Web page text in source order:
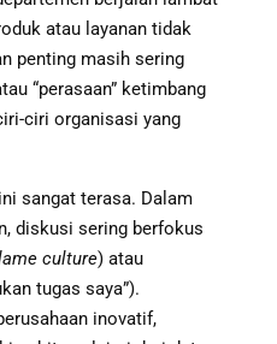
atau layanan tidak
penting masih sering
“perasaan” ketimbang
ciri organisasi yang
sangat terasa. Dalam
diskusi sering berfokus
culture) atau
tugas saya”).
inovatif,